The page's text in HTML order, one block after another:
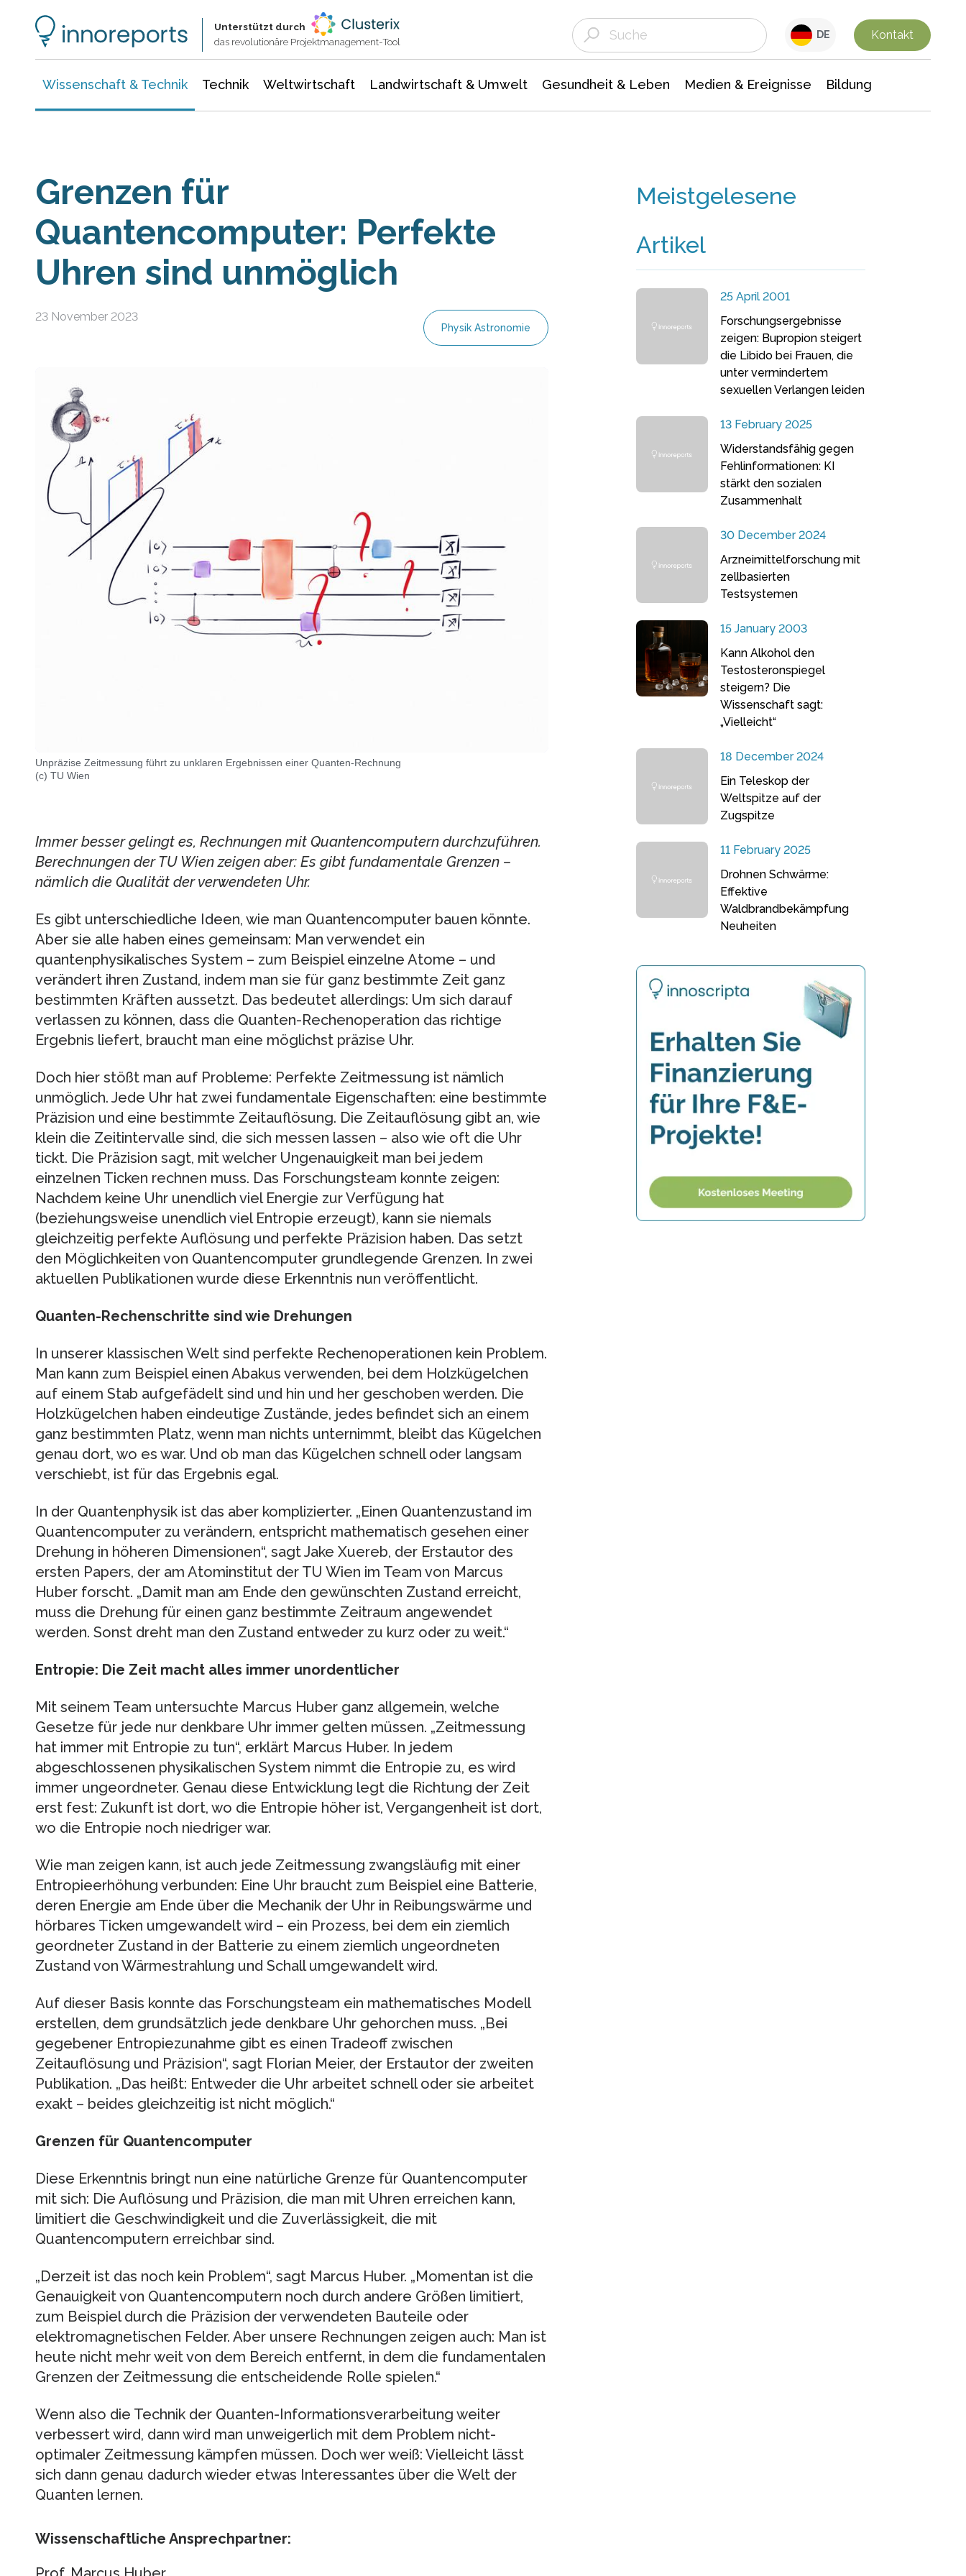
Unterstützt durch
das revolutionäre Projektmanagement-Tool
DE Kontakt
Wissenschaft & Technik Technik Weltwirtschaft Landwirtschaft & Umwelt Gesundheit & Leben Medien & Ereignisse Bildung
Grenzen für
Quantencomputer: Perfekte
Uhren sind unmöglich
23 November 2023
Physik Astronomie
Unpräzise Zeitmessung führt zu unklaren Ergebnissen einer Quanten-Rechnung
(c) TU Wien
Immer besser gelingt es, Rechnungen mit Quantencomputern durchzuführen.
Berechnungen der TU Wien zeigen aber: Es gibt fundamentale Grenzen –
nämlich die Qualität der verwendeten Uhr.
Es gibt unterschiedliche Ideen, wie man Quantencomputer bauen könnte.
Aber sie alle haben eines gemeinsam: Man verwendet ein
quantenphysikalisches System – zum Beispiel einzelne Atome – und
verändert ihren Zustand, indem man sie für ganz bestimmte Zeit ganz
bestimmten Kräften aussetzt. Das bedeutet allerdings: Um sich darauf
verlassen zu können, dass die Quanten-Rechenoperation das richtige
Ergebnis liefert, braucht man eine möglichst präzise Uhr.
Doch hier stößt man auf Probleme: Perfekte Zeitmessung ist nämlich
unmöglich. Jede Uhr hat zwei fundamentale Eigenschaften: eine bestimmte
Präzision und eine bestimmte Zeitauflösung. Die Zeitauflösung gibt an, wie
klein die Zeitintervalle sind, die sich messen lassen – also wie oft die Uhr
tickt. Die Präzision sagt, mit welcher Ungenauigkeit man bei jedem
einzelnen Ticken rechnen muss. Das Forschungsteam konnte zeigen:
Nachdem keine Uhr unendlich viel Energie zur Verfügung hat
(beziehungsweise unendlich viel Entropie erzeugt), kann sie niemals
gleichzeitig perfekte Auflösung und perfekte Präzision haben. Das setzt
den Möglichkeiten von Quantencomputer grundlegende Grenzen. In zwei
aktuellen Publikationen wurde diese Erkenntnis nun veröffentlicht.
Quanten-Rechenschritte sind wie Drehungen
In unserer klassischen Welt sind perfekte Rechenoperationen kein Problem.
Man kann zum Beispiel einen Abakus verwenden, bei dem Holzkügelchen
auf einem Stab aufgefädelt sind und hin und her geschoben werden. Die
Holzkügelchen haben eindeutige Zustände, jedes befindet sich an einem
ganz bestimmten Platz, wenn man nichts unternimmt, bleibt das Kügelchen
genau dort, wo es war. Und ob man das Kügelchen schnell oder langsam
verschiebt, ist für das Ergebnis egal.
In der Quantenphysik ist das aber komplizierter. „Einen Quantenzustand im
Quantencomputer zu verändern, entspricht mathematisch gesehen einer
Drehung in höheren Dimensionen“, sagt Jake Xuereb, der Erstautor des
ersten Papers, der am Atominstitut der TU Wien im Team von Marcus
Huber forscht. „Damit man am Ende den gewünschten Zustand erreicht,
muss die Drehung für einen ganz bestimmte Zeitraum angewendet
werden. Sonst dreht man den Zustand entweder zu kurz oder zu weit.“
Entropie: Die Zeit macht alles immer unordentlicher
Mit seinem Team untersuchte Marcus Huber ganz allgemein, welche
Gesetze für jede nur denkbare Uhr immer gelten müssen. „Zeitmessung
hat immer mit Entropie zu tun“, erklärt Marcus Huber. In jedem
abgeschlossenen physikalischen System nimmt die Entropie zu, es wird
immer ungeordneter. Genau diese Entwicklung legt die Richtung der Zeit
erst fest: Zukunft ist dort, wo die Entropie höher ist, Vergangenheit ist dort,
wo die Entropie noch niedriger war.
Wie man zeigen kann, ist auch jede Zeitmessung zwangsläufig mit einer
Entropieerhöhung verbunden: Eine Uhr braucht zum Beispiel eine Batterie,
deren Energie am Ende über die Mechanik der Uhr in Reibungswärme und
hörbares Ticken umgewandelt wird – ein Prozess, bei dem ein ziemlich
geordneter Zustand in der Batterie zu einem ziemlich ungeordneten
Zustand von Wärmestrahlung und Schall umgewandelt wird.
Auf dieser Basis konnte das Forschungsteam ein mathematisches Modell
erstellen, dem grundsätzlich jede denkbare Uhr gehorchen muss. „Bei
gegebener Entropiezunahme gibt es einen Tradeoff zwischen
Zeitauflösung und Präzision“, sagt Florian Meier, der Erstautor der zweiten
Publikation. „Das heißt: Entweder die Uhr arbeitet schnell oder sie arbeitet
exakt – beides gleichzeitig ist nicht möglich.“
Grenzen für Quantencomputer
Diese Erkenntnis bringt nun eine natürliche Grenze für Quantencomputer
mit sich: Die Auflösung und Präzision, die man mit Uhren erreichen kann,
limitiert die Geschwindigkeit und die Zuverlässigkeit, die mit
Quantencomputern erreichbar sind.
„Derzeit ist das noch kein Problem“, sagt Marcus Huber. „Momentan ist die
Genauigkeit von Quantencomputern noch durch andere Größen limitiert,
zum Beispiel durch die Präzision der verwendeten Bauteile oder
elektromagnetischen Felder. Aber unsere Rechnungen zeigen auch: Man ist
heute nicht mehr weit von dem Bereich entfernt, in dem die fundamentalen
Grenzen der Zeitmessung die entscheidende Rolle spielen.“
Wenn also die Technik der Quanten-Informationsverarbeitung weiter
verbessert wird, dann wird man unweigerlich mit dem Problem nicht-
optimaler Zeitmessung kämpfen müssen. Doch wer weiß: Vielleicht lässt
sich dann genau dadurch wieder etwas Interessantes über die Welt der
Quanten lernen.
Wissenschaftliche Ansprechpartner:
Meistgelesene
Artikel
25 April 2001
Forschungsergebnisse
zeigen: Bupropion steigert
die Libido bei Frauen, die
unter vermindertem
sexuellen Verlangen leiden
13 February 2025
Widerstandsfähig gegen
Fehlinformationen: KI
stärkt den sozialen
Zusammenhalt
30 December 2024
Arzneimittelforschung mit
zellbasierten
Testsystemen
15 January 2003
Kann Alkohol den
Testosteronspiegel
steigern? Die
Wissenschaft sagt:
„Vielleicht“
18 December 2024
Ein Teleskop der
Weltspitze auf der
Zugspitze
11 February 2025
Drohnen Schwärme:
Effektive
Waldbrandbekämpfung
Neuheiten